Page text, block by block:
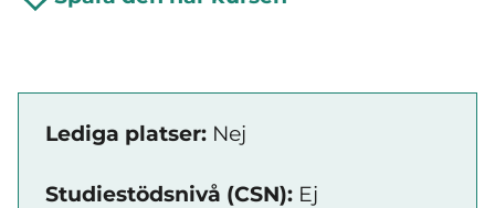
Lediga platser: Nej
Studiestödsnivå (CSN): Ej